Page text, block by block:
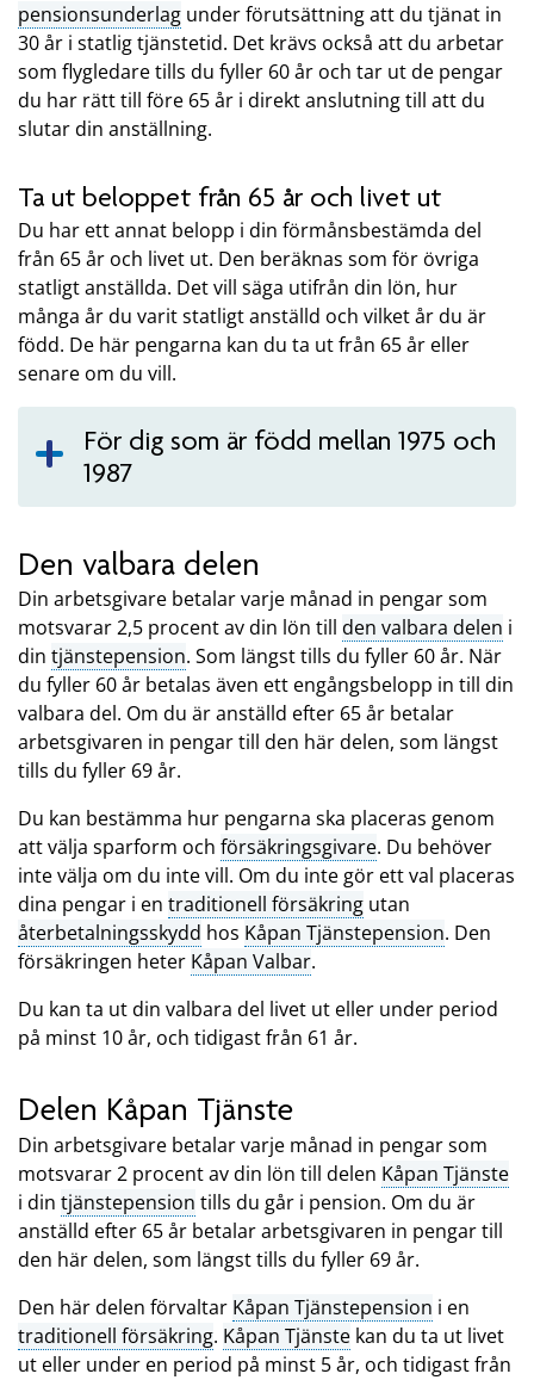
pensionsunderlag under förutsättning att du tjänat in
30 år i statlig tjänstetid. Det krävs också att du arbetar
som flygledare tills du fyller 60 år och tar ut de pengar
du har rätt till före 65 år i direkt anslutning till att du
slutar din anställning.
Ta ut beloppet från 65 år och livet ut
Du har ett annat belopp i din förmånsbestämda del
från 65 år och livet ut. Den beräknas som för övriga
statligt anställda. Det vill säga utifrån din lön, hur
många år du varit statligt anställd och vilket år du är
född. De här pengarna kan du ta ut från 65 år eller
senare om du vill.
För dig som är född mellan 1975 och
1987
Den valbara delen
Din arbetsgivare betalar varje månad in pengar som
motsvarar 2,5 procent av din lön till den valbara delen i
din tjänstepension. Som längst tills du fyller 60 år. När
du fyller 60 år betalas även ett engångsbelopp in till din
valbara del. Om du är anställd efter 65 år betalar
arbetsgivaren in pengar till den här delen, som längst
tills du fyller 69 år.
Du kan bestämma hur pengarna ska placeras genom
att välja sparform och försäkringsgivare. Du behöver
inte välja om du inte vill. Om du inte gör ett val placeras
dina pengar i en traditionell försäkring utan
återbetalningsskydd hos Kåpan Tjänstepension. Den
försäkringen heter Kåpan Valbar.
Du kan ta ut din valbara del livet ut eller under period
på minst 10 år, och tidigast från 61 år.
Delen Kåpan Tjänste
Din arbetsgivare betalar varje månad in pengar som
motsvarar 2 procent av din lön till delen Kåpan Tjänste
i din tjänstepension tills du går i pension. Om du är
anställd efter 65 år betalar arbetsgivaren in pengar till
den här delen, som längst tills du fyller 69 år.
Den här delen förvaltar Kåpan Tjänstepension i en
traditionell försäkring. Kåpan Tjänste kan du ta ut livet
ut eller under en period på minst 5 år, och tidigast från